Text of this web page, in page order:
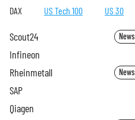
DAX US Tech 100 US 30
Scout24 News
Infineon
Rheinmetall News
SAP
Qiagen